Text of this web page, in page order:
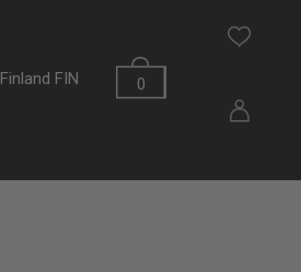
0
Finland FIN